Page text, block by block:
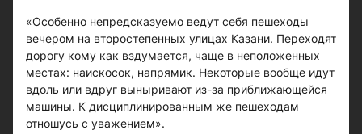
«Особенно непредсказуемо ведут себя пешеходы
вечером на второстепенных улицах Казани. Переходят
дорогу кому как вздумается, чаще в неположенных
местах: наискосок, напрямик. Некоторые вообще идут
вдоль или вдруг выныривают из-за приближающейся
машины. К дисциплинированным же пешеходам
отношусь с уважением».